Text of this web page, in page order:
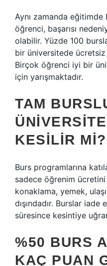
Aynı zamanda eğitimde
öğrenci, başarısı
olabilir. Yüzde 100
bir üniversitede ücretsiz
Birçok öğrenci iyi bir
için yarışmaktadır.
TAM
KESILIR MI?
Burs programlarına
sadece öğrenim ücretini
konaklama, yemek,
dışındadır. Burslar
süresince kesintiye
%50 BURS
KAÇ PUAN